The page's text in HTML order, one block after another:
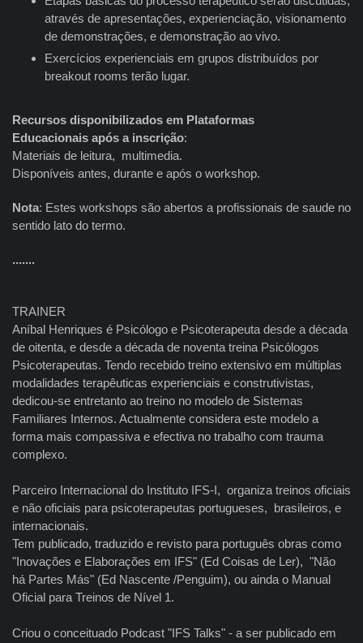
através de apresentações, experienciação, visionamento
de demonstrações, e demonstração ao vivo.
Exercícios experienciais em grupos distribuídos por
breakout rooms terão lugar.
Recursos disponibilizados em Plataformas
Educacionais após a inscrição:
Materiais de leitura, multimedia.
Disponíveis antes, durante e após o workshop.
Nota: Estes workshops são abertos a profissionais de saude no
sentido lato do termo.
.......
TRAINER
Aníbal Henriques é Psicólogo e Psicoterapeuta desde a década
de oitenta, e desde a década de noventa treina Psicólogos
Psicoterapeutas. Tendo recebido treino extensivo em múltiplas
modalidades terapêuticas experienciais e construtivistas,
dedicou-se entretanto ao treino no modelo de Sistemas
Familiares Internos. Actualmente considera este modelo a
forma mais compassiva e efectiva no trabalho com trauma
complexo.
Parceiro Internacional do Instituto IFS-I, organiza treinos oficiais
e não oficiais para psicoterapeutas portugueses, brasileiros, e
internacionais.
Tem publicado, traduzido e revisto para português obras como
"Inovações e Elaborações em IFS" (Ed Coisas de Ler), "Não
há Partes Más" (Ed Nascente /Penguim), ou ainda o Manual
Oficial para Treinos de Nível 1.
Criou o conceituado Podcast "IFS Talks" - a ser publicado em